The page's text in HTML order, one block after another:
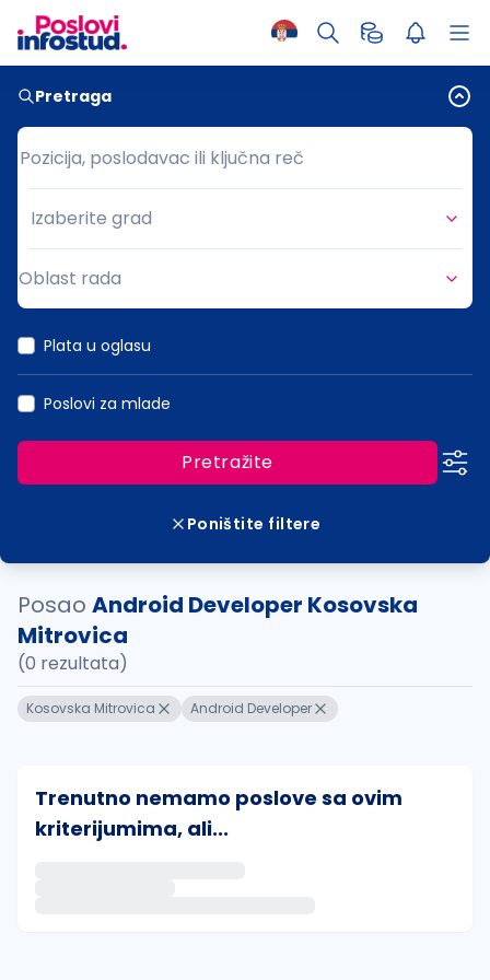
Pretraga
Pozicija, poslodavac ili ključna reč
Pozicija, poslodavac ili ključna reč
Grad
Izaberite grad
Oblast rada
Plata u oglasu
Poslovi za mlade
Pretražite
Poništite filtere
Posao Android Developer Kosovska
Mitrovica
(0 rezultata)
Kosovska Mitrovica Android Developer
Trenutno nemamo poslove sa ovim
kriterijumima, ali...